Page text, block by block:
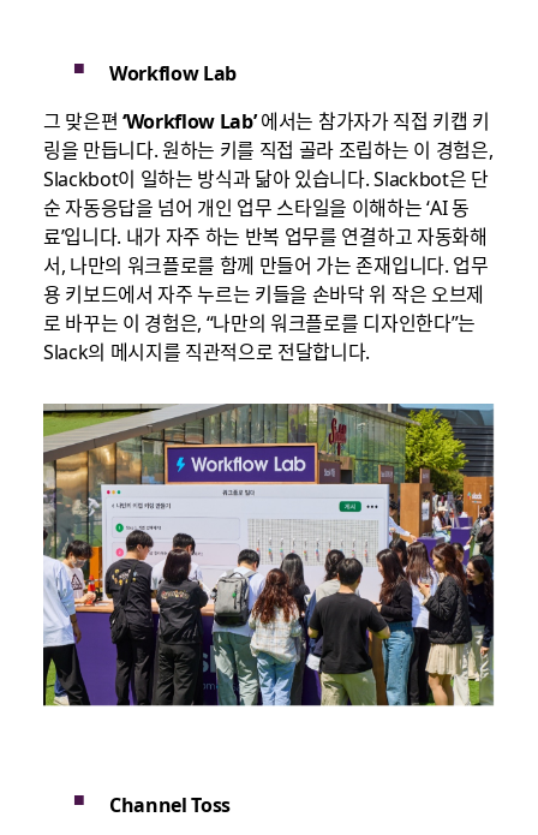
Workflow Lab
그 맞은편 ‘Workflow Lab’에서는 참가자가 직접 키캡 키
링을 만듭니다. 원하는 키를 직접 골라 조립하는 이 경험은,
Slackbot이 일하는 방식과 닮아 있습니다. Slackbot은 단
순 자동응답을 넘어 개인 업무 스타일을 이해하는 ‘AI 동
료’입니다. 내가 자주 하는 반복 업무를 연결하고 자동화해
서, 나만의 워크플로를 함께 만들어 가는 존재입니다. 업무
용 키보드에서 자주 누르는 키들을 손바닥 위 작은 오브제
로 바꾸는 이 경험은, “나만의 워크플로를 디자인한다”는
Slack의 메시지를 직관적으로 전달합니다.
Channel Toss